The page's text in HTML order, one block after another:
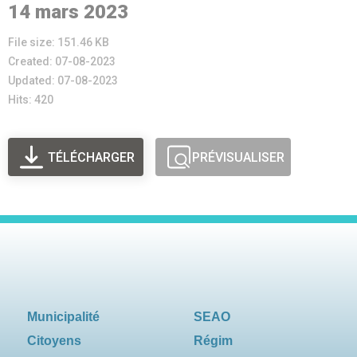
14 mars 2023
File size: 151.46 KB
Created: 07-08-2023
Updated: 07-08-2023
Hits: 420
TÉLÉCHARGER PRÉVISUALISER
Municipalité
Citoyens
SEAO
Régim